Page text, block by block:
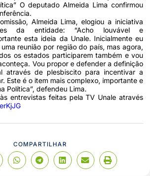
O deputado Almeida Lima confirmou
Almeida Lima, elogiou a iniciativa
da entidade: “Acho louvável e
esta ideia da Unale. Inicialmente eu
reunião por região do país, mas agora,
os estados participarem também e vou
Vou propor e defender a definição
através de plesbiscito para incentivar a
Este é o item mais complexo, importante e
Política”, defendeu Lima.
entrevistas feitas pela TV Unale através
COMPARTILHAR